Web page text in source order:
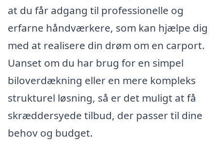
at du får adgang til professionelle og
erfarne håndværkere, som kan hjælpe dig
med at realisere din drøm om en carport.
Uanset om du har brug for en simpel
biloverdækning eller en mere kompleks
strukturel løsning, så er det muligt at få
skræddersyede tilbud, der passer til dine
behov og budget.